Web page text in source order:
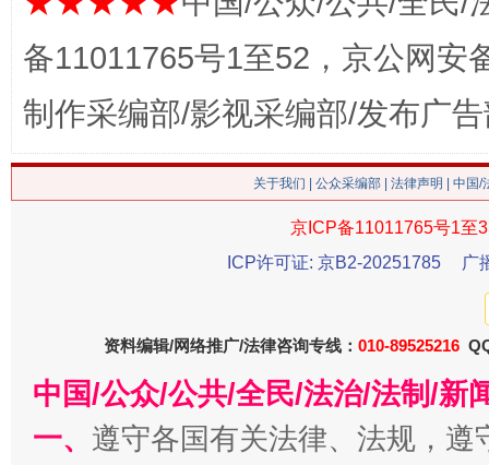
在谋一域中谋全局
今
备11011765号1至52，京公网安
制作采编部/影视采编部/发布广
关于我们 公众采编部 法律声明 | 中国
京ICP备11011765号1至
ICP许可证: 京B2-20251785
广
资料编辑/网络推广/法律咨询专线： 010-89525216
中国/公众/公共/全民/法治/法制/新
一、 遵守各国有关法律、法规，